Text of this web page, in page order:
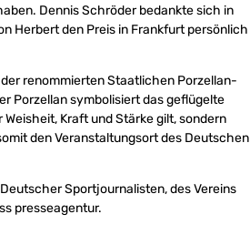
Dennis Schröder bedankte sich in
Herbert den Preis in Frankfurt persönlich
renommierten Staatlichen Porzellan-
Porzellan symbolisiert das geflügelte
Kraft und Stärke gilt, sondern
den Veranstaltungsort des Deutschen
Sportjournalisten, des Vereins
presseagentur.